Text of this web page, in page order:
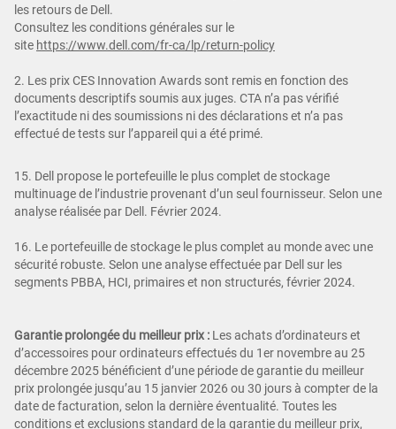
les retours de Dell.
Consultez les conditions générales sur le
site https://www.dell.com/fr-ca/lp/return-policy
2. Les prix CES Innovation Awards sont remis en fonction des
documents descriptifs soumis aux juges. CTA n’a pas vérifié
l’exactitude ni des soumissions ni des déclarations et n’a pas
effectué de tests sur l’appareil qui a été primé.
15. Dell propose le portefeuille le plus complet de stockage
multinuage de l’industrie provenant d’un seul fournisseur. Selon une
analyse réalisée par Dell. Février 2024.
16. Le portefeuille de stockage le plus complet au monde avec une
sécurité robuste. Selon une analyse effectuée par Dell sur les
segments PBBA, HCI, primaires et non structurés, février 2024.
Garantie prolongée du meilleur prix : Les achats d’ordinateurs et
d’accessoires pour ordinateurs effectués du 1er novembre au 25
décembre 2025 bénéficient d’une période de garantie du meilleur
prix prolongée jusqu’au 15 janvier 2026 ou 30 jours à compter de la
date de facturation, selon la dernière éventualité. Toutes les
conditions et exclusions standard de la garantie du meilleur prix,